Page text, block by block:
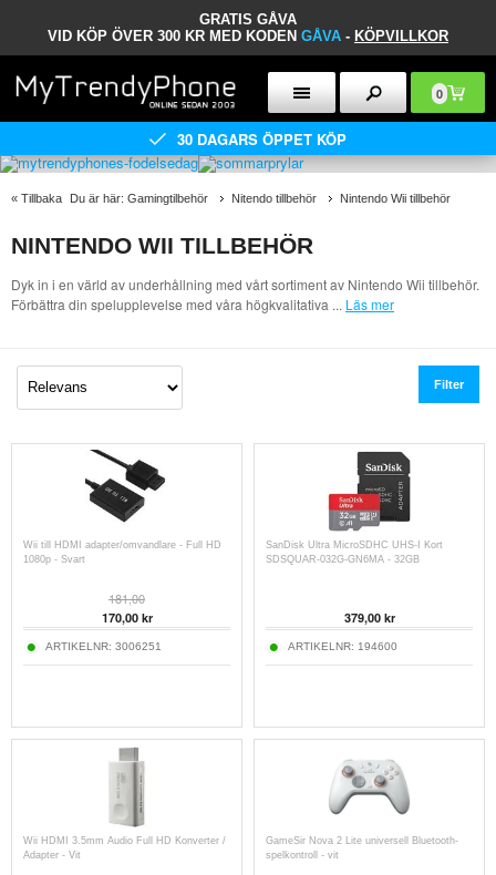
GRATIS GÅVA
VID KÖP ÖVER 300 KR MED KODEN GÅVA - KÖPVILLKOR
0
30 DAGARS ÖPPET KÖP
« Tillbaka Du är här: Gamingtilbehör Nitendo tillbehör Nintendo Wii tillbehör
NINTENDO WII TILLBEHÖR
Dyk in i en värld av underhållning med vårt sortiment av Nintendo Wii tillbehör.
Förbättra din spelupplevelse med våra högkvalitativa ... Läs mer
Filter
Wii till HDMI adapter/omvandlare - Full HD
1080p - Svart
181,00
170,00kr
ARTIKELNR: 3006251
SanDisk Ultra MicroSDHC UHS-I Kort
SDSQUAR-032G-GN6MA - 32GB
379,00kr
ARTIKELNR: 194600
Wii HDMI 3.5mm Audio Full HD Konverter /
Adapter - Vit
GameSir Nova 2 Lite universell Bluetooth-
spelkontroll - vit